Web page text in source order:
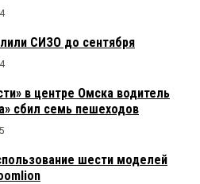
СИЗО до сентября
в центре Омска водитель
сбил семь пешеходов
шести моделей